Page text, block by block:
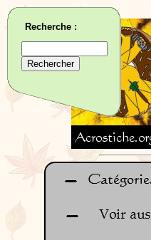
Recherche :